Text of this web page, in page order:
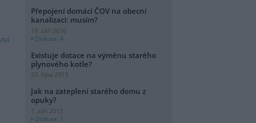
Přepojení domácí ČOV na obecní
kanalizaci: musím?
19. září 2016
Diskuse: 4
Existuje dotace na výměnu starého
plynového kotle?
23. října 2015
Jak na zateplení starého domu z
opuky?
7. září 2015
Diskuse: 1